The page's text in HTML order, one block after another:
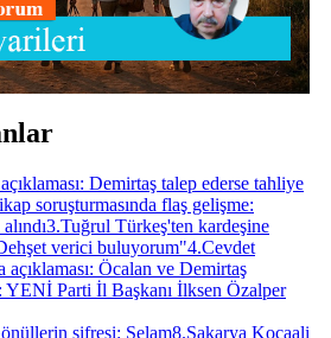
Demirtaş talep ederse tahliye
soruşturmasında flaş gelişme:
3.Tuğrul Türkeş'ten kardeşine
verici buluyorum"4.Cevdet
açıklaması: Öcalan ve Demirtaş
YENİ Parti İl Başkanı İlksen Özalper
şifresi: Selam8.Sakarya Kocaali